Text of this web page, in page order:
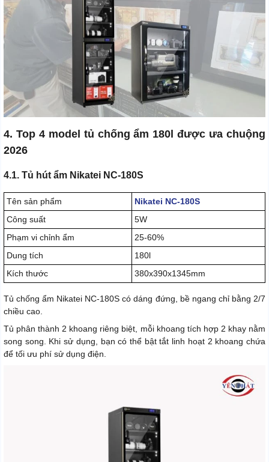
4. Top 4 model tủ chống ẩm 180l được ưa chuộng
2026
4.1. Tủ hút ẩm Nikatei NC-180S
Tên sản phẩm
Nikatei NC-180S
Công suất
5W
Phạm vi chỉnh ẩm
25-60%
Dung tích
180l
Kích thước
380x390x1345mm
Tủ chống ẩm Nikatei NC-180S có dáng đứng, bề ngang chỉ bằng 2/7
chiều cao.
Tủ phân thành 2 khoang riêng biệt, mỗi khoang tích hợp 2 khay nằm
song song. Khi sử dụng, bạn có thể bật tắt linh hoạt 2 khoang chứa
để tối ưu phí sử dụng điện.